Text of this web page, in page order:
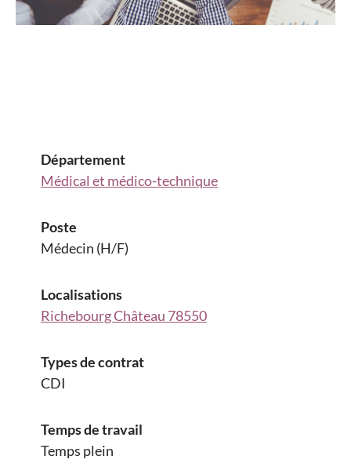
Département
Médical et médico-technique
Poste
Médecin (H/F)
Localisations
Richebourg Château 78550
Types de contrat
CDI
Temps de travail
Temps plein